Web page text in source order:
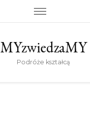
MYzwiedzaMY
Podróże kształcą